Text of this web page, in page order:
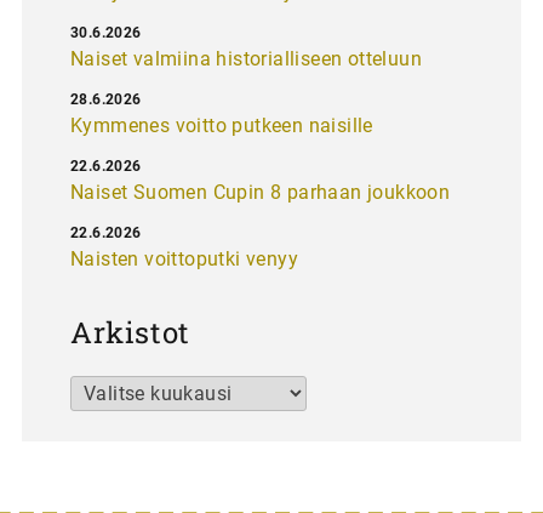
Naiset valmiina historialliseen otteluun
30.6.2026
Kymmenes voitto putkeen naisille
28.6.2026
Naiset Suomen Cupin 8 parhaan joukkoon
22.6.2026
Naisten voittoputki venyy
22.6.2026
Arkistot
Arkistot